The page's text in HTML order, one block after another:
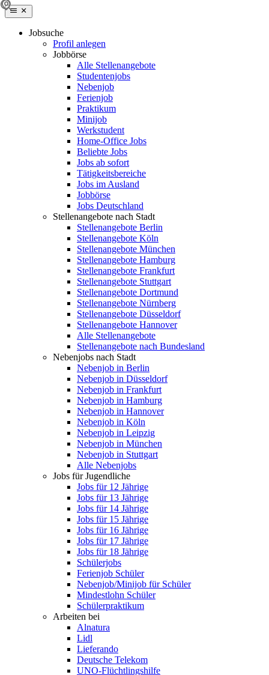
Jobsuche
Profil anlegen
Jobbörse
Alle Stellenangebote
Studentenjobs
Nebenjob
Ferienjob
Praktikum
Minijob
Werkstudent
Home-Office Jobs
Beliebte Jobs
Jobs ab sofort
Tätigkeitsbereiche
Jobs im Ausland
Jobbörse
Jobs Deutschland
Stellenangebote nach Stadt
Stellenangebote Berlin
Stellenangebote Köln
Stellenangebote München
Stellenangebote Hamburg
Stellenangebote Frankfurt
Stellenangebote Stuttgart
Stellenangebote Dortmund
Stellenangebote Nürnberg
Stellenangebote Düsseldorf
Stellenangebote Hannover
Alle Stellenangebote
Stellenangebote nach Bundesland
Nebenjobs nach Stadt
Nebenjob in Berlin
Nebenjob in Düsseldorf
Nebenjob in Frankfurt
Nebenjob in Hamburg
Nebenjob in Hannover
Nebenjob in Köln
Nebenjob in Leipzig
Nebenjob in München
Nebenjob in Stuttgart
Alle Nebenjobs
Jobs für Jugendliche
Jobs für 12 Jährige
Jobs für 13 Jährige
Jobs für 14 Jährige
Jobs für 15 Jährige
Jobs für 16 Jährige
Jobs für 17 Jährige
Jobs für 18 Jährige
Schülerjobs
Ferienjob Schüler
Nebenjob/Minijob für Schüler
Mindestlohn Schüler
Schülerpraktikum
Arbeiten bei
Alnatura
Lidl
Lieferando
Deutsche Telekom
UNO-Flüchtlingshilfe